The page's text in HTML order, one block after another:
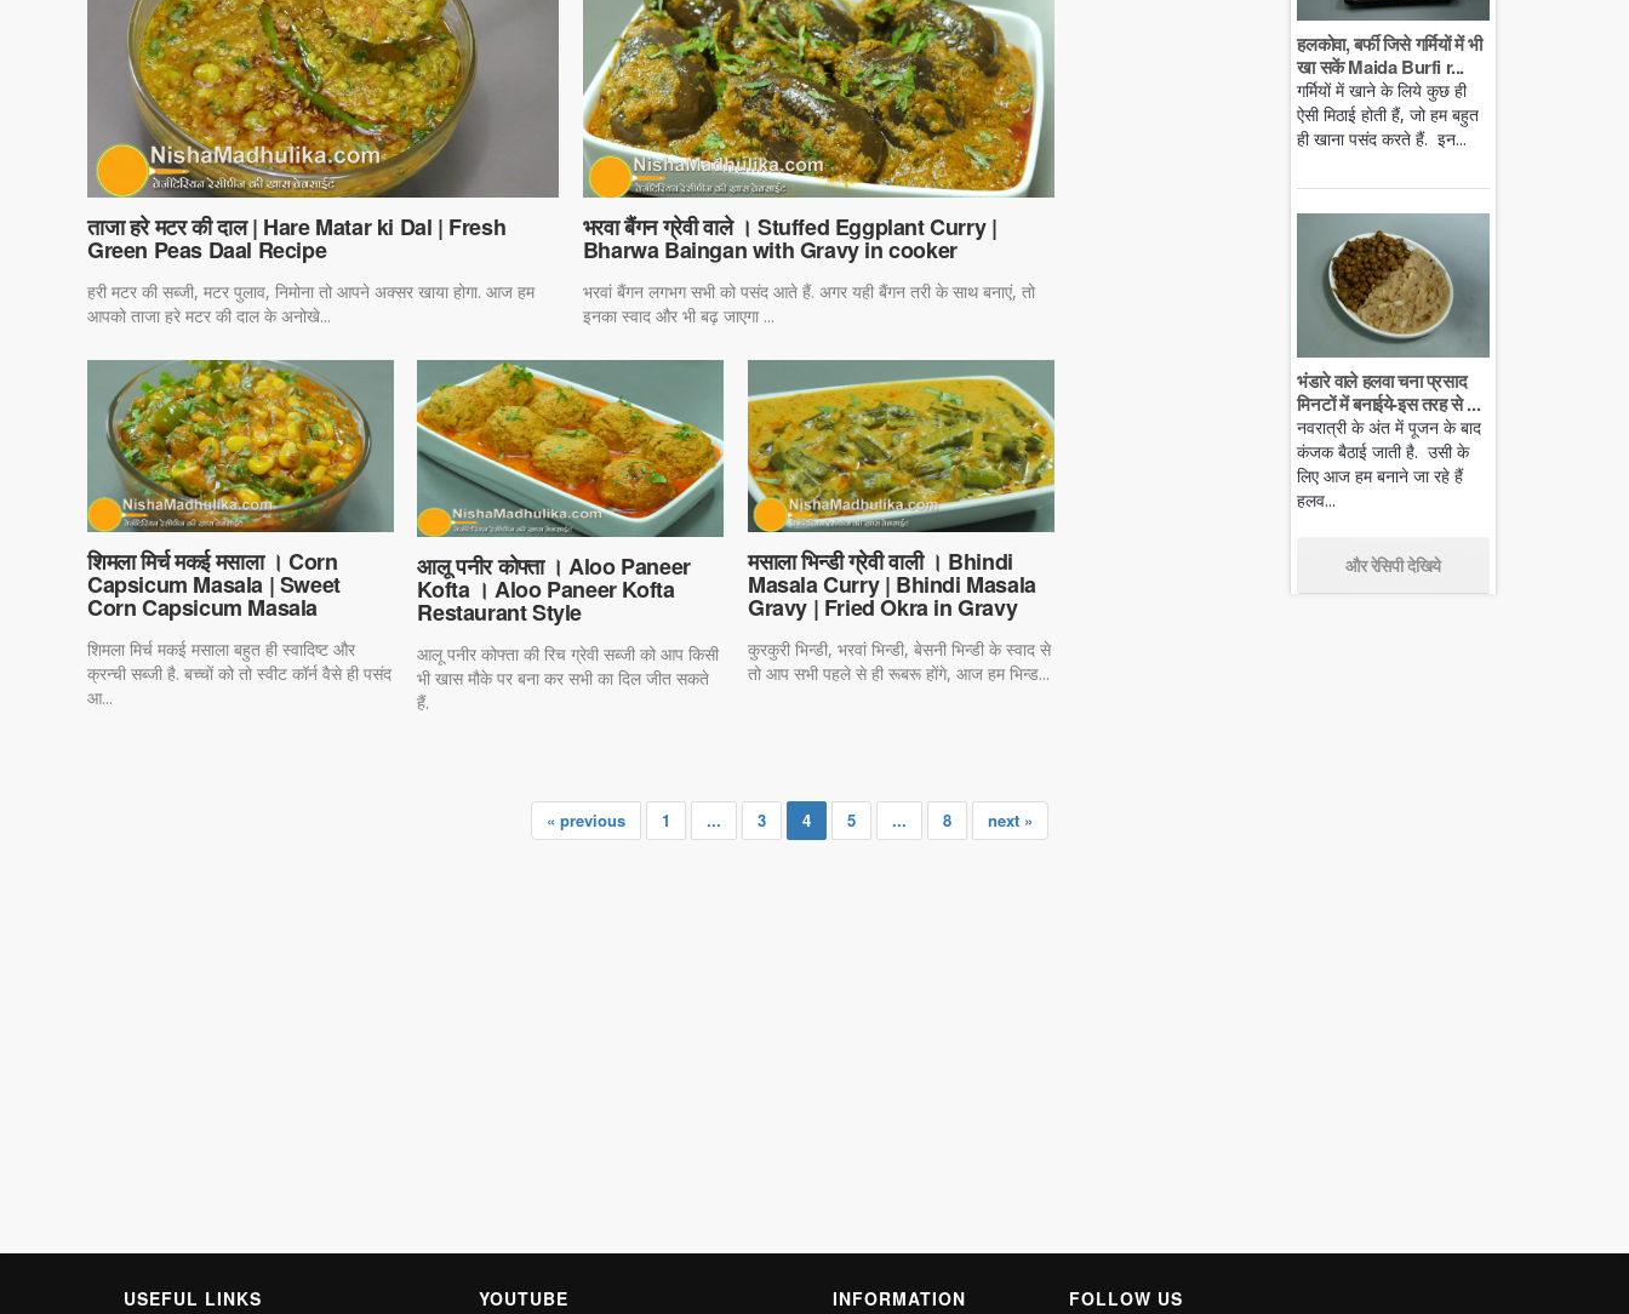
ताजा हरे मटर की दाल | Hare Matar ki Dal | Fresh
Green Peas Daal Recipe
हरी मटर की सब्जी, मटर पुलाव, निमोना तो आपने अक्सर खाया होगा. आज हम
आपको ताजा हरे मटर की दाल के अनोखे...
भरवा बैंगन ग्रेवी वाले । Stuffed Eggplant Curry |
Bharwa Baingan with Gravy in cooker
भरवां बैंगन लगभग सभी को पसंद आते हैं. अगर यही बैंगन तरी के साथ बनाएं, तो
इनका स्वाद और भी बढ़ जाएगा ...
शिमला मिर्च मकई मसाला । Corn
Capsicum Masala | Sweet
Corn Capsicum Masala
शिमला मिर्च मकई मसाला बहुत ही स्वादिष्ट और
क्रन्ची सब्जी है. बच्चों को तो स्वीट कॉर्न वैसे ही पसंद
आ...
आलू पनीर कोफ्ता । Aloo Paneer
Kofta । Aloo Paneer Kofta
Restaurant Style
आलू पनीर कोफ्ता की रिच ग्रेवी सब्जी को आप किसी
भी खास मौके पर बना कर सभी का दिल जीत सकते
हैं.
मसाला भिन्डी ग्रेवी वाली । Bhindi
Masala Curry | Bhindi Masala
Gravy | Fried Okra in Gravy
कुरकुरी भिन्डी, भरवां भिन्डी, बेसनी भिन्डी के स्वाद से
तो आप सभी पहले से ही रूबरू होंगे, आज हम भिन्ड...
« previous 1 ... 3 4 5 ... 8 next »
हलकोवा, बर्फी जिसे गर्मियों में भी
खा सकें Maida Burfi r...
गर्मियों में खाने के लिये कुछ ही
ऐसी मिठाई होती हैं, जो हम बहुत
ही खाना पसंद करते हैं. इन...
भंडारे वाले हलवा चना प्रसाद
मिनटों में बनाईये-इस तरह से ...
नवरात्री के अंत में पूजन के बाद
कंजक बैठाई जाती है. उसी के
लिए आज हम बनाने जा रहे हैं
हलव...
और रेसिपी देखिये
USEFUL LINKS YOUTUBE INFORMATION FOLLOW US